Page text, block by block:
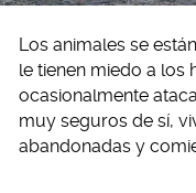
Los animales se
le tienen miedo a los
ocasionalmente
muy seguros de sí,
abandonadas y